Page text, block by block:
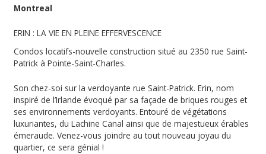
Montreal
ERIN : LA VIE EN PLEINE EFFERVESCENCE
Condos locatifs-nouvelle construction situé au 2350 rue Saint-
Patrick à Pointe-Saint-Charles.
Son chez-soi sur la verdoyante rue Saint-Patrick. Erin, nom
inspiré de l’Irlande évoqué par sa façade de briques rouges et
ses environnements verdoyants. Entouré de végétations
luxuriantes, du Lachine Canal ainsi que de majestueux érables
émeraude. Venez-vous joindre au tout nouveau joyau du
quartier, ce sera génial !